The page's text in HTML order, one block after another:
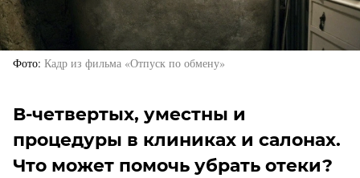
Фото Кадр из фильма «Отпуск по обмену»
В-четвертых, уместны и
процедуры в клиниках и салонах.
Что может помочь убрать отеки?